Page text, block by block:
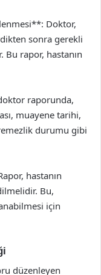
Doktor,
sonra gerekli
rapor, hastanın
raporunda,
muayene tarihi,
durumu gibi
hastanın
Bu,
için
düzenleyen